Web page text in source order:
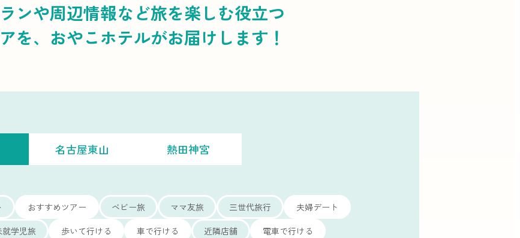
ンや周辺情報など旅を楽しむ役立つ
を、 おやこホテルがお届けします！
名古屋東山 熱田神宮
おすすめツアー ベビー旅 ママ友旅 三世代旅行
夫婦デート
就学児旅 歩いて行ける 車で行ける 近隣店舗 電車で行ける